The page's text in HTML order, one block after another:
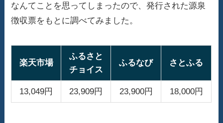
なんてことを思ってしまったので、発行された源泉
徴収票をもとに調べてみました。
楽天市場
ふるさと
チョイス
ふるなび さとふる
13,049円 23,909円 23,900円 18,000円